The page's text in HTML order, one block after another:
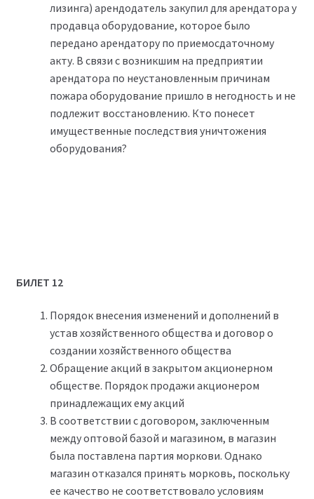
лизинга) арендодатель закупил для арендатора у
продавца оборудование, которое было
передано арендатору по приемосдаточному
акту. В связи с возникшим на предприятии
арендатора по неустановленным причинам
пожара оборудование пришло в негодность и не
подлежит восстановлению. Кто понесет
имущественные последствия уничтожения
оборудования?
БИЛЕТ 12
Порядок внесения изменений и дополнений в
устав хозяйственного общества и договор о
создании хозяйственного общества
Обращение акций в закрытом акционерном
обществе. Порядок продажи акционером
принадлежащих ему акций
В соответствии с договором, заключенным
между оптовой базой и магазином, в магазин
была поставлена партия моркови. Однако
магазин отказался принять морковь, поскольку
ее качество не соответствовало условиям